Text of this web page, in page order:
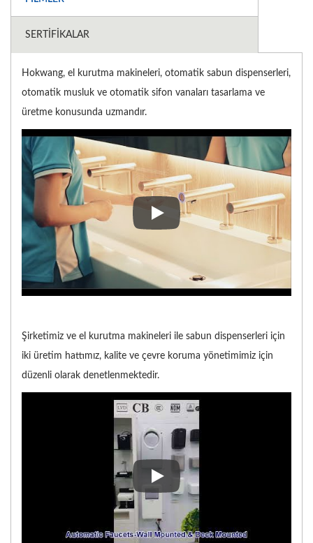
SERTIFIKALAR
Hokwang, el kurutma makineleri, otomatik sabun dispenserleri,
otomatik musluk ve otomatik sifon vanaları tasarlama ve
üretme konusunda uzmandır.
Hokwang, el kurutma
Şirketimiz ve el kurutma makineleri ile sabun dispenserleri için
iki üretim hattımız, kalite ve çevre koruma yönetimimiz için
düzenli olarak denetlenmektedir.
Şirketimiz ve el kurutma